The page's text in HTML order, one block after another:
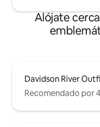
Alójate
Davidson River
Recomendado por